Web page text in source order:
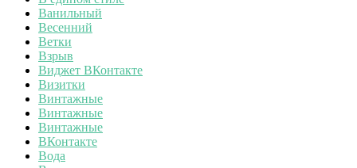
Ванильный
Весенний
Ветки
Взрыв
Виджет ВКонтакте
Визитки
Винтажные
Винтажные
Винтажные
ВКонтакте
Вода